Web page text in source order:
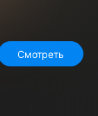
Смотреть